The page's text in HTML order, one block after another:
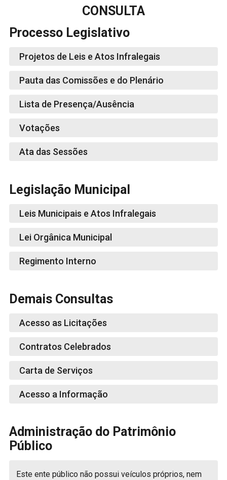
CONSULTA
Processo Legislativo
Projetos de Leis e Atos Infralegais
Pauta das Comissões e do Plenário
Lista de Presença/Ausência
Votações
Ata das Sessões
Legislação Municipal
Leis Municipais e Atos Infralegais
Lei Orgânica Municipal
Regimento Interno
Demais Consultas
Acesso as Licitações
Contratos Celebrados
Carta de Serviços
Acesso a Informação
Administração do Patrimônio
Público
Este ente público não possui veículos próprios, nem